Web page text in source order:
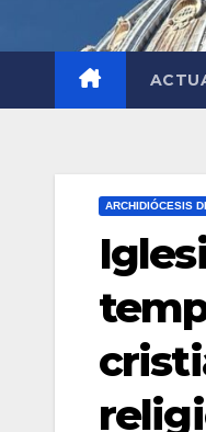
ARCHIDIÓCESIS